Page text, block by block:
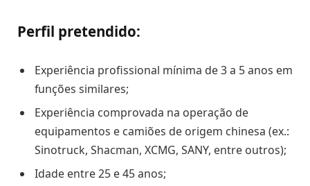
Perfil pretendido:
Experiência profissional mínima de 3 a 5 anos em
funções similares;
Experiência comprovada na operação de
equipamentos e camiões de origem chinesa (ex.:
Sinotruck, Shacman, XCMG, SANY, entre outros);
Idade entre 25 e 45 anos;